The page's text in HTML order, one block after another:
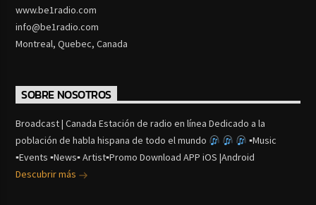
www.be1radio.com
info@be1radio.com
Montreal, Quebec, Canada
SOBRE NOSOTROS
Broadcast | Canada Estación de radio en línea Dedicado a la
población de habla hispana de todo el mundo
▪Music
▪Events ▪News▪ Artist▪Promo Download APP iOS |Android
Descubrir más